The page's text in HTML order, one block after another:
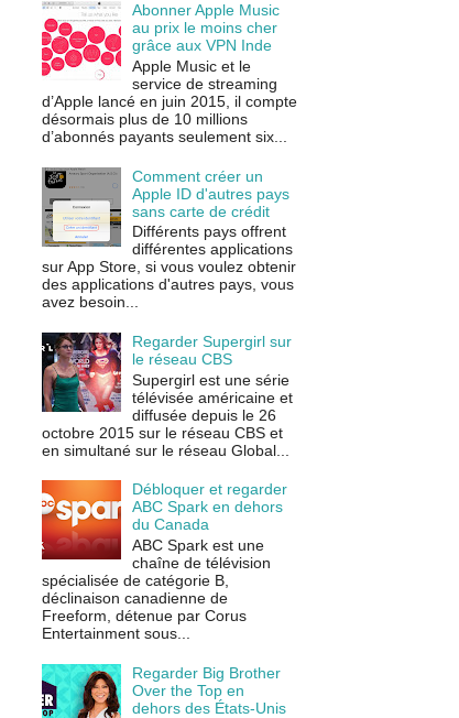
Abonner Apple Music
au prix le moins cher
grâce aux VPN Inde
Apple Music et le
service de streaming
d’Apple lancé en juin 2015, il compte
désormais plus de 10 millions
d’abonnés payants seulement six...
Comment créer un
Apple ID d'autres pays
sans carte de crédit
Différents pays offrent
différentes applications
sur App Store, si vous voulez obtenir
des applications d'autres pays, vous
avez besoin...
Regarder Supergirl sur
le réseau CBS
Supergirl est une série
télévisée américaine et
diffusée depuis le 26
octobre 2015 sur le réseau CBS et
en simultané sur le réseau Global...
Débloquer et regarder
ABC Spark en dehors
du Canada
ABC Spark est une
chaîne de télévision
spécialisée de catégorie B,
déclinaison canadienne de
Freeform, détenue par Corus
Entertainment sous...
Regarder Big Brother
Over the Top en
dehors des États-Unis